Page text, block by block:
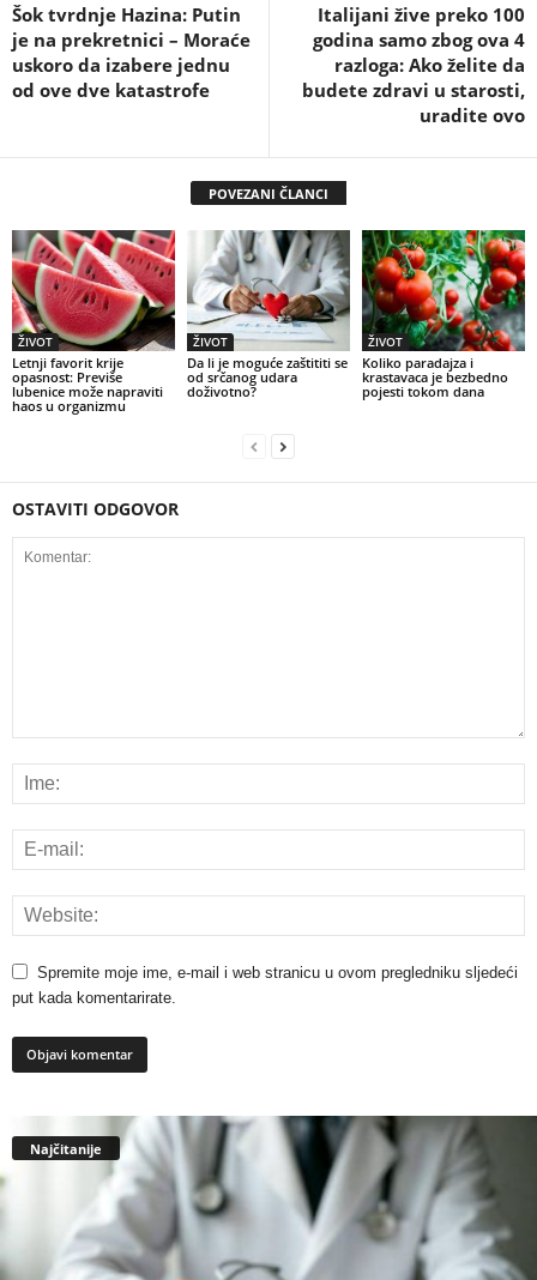
Šok tvrdnje Hazina: Putin
je na prekretnici – Moraće
uskoro da izabere jednu
od ove dve katastrofe
Italijani žive preko 100
godina samo zbog ova 4
razloga: Ako želite da
budete zdravi u starosti,
uradite ovo
POVEZANI ČLANCI
ŽIVOT
Letnji favorit krije
opasnost: Previše
lubenice može napraviti
haos u organizmu
ŽIVOT
Da li je moguće zaštititi se
od srčanog udara
doživotno?
ŽIVOT
Koliko paradajza i
krastavaca je bezbedno
pojesti tokom dana
OSTAVITI ODGOVOR
Spremite moje ime, e-mail i web stranicu u ovom pregledniku sljedeći
put kada komentarirate.
Najčitanije